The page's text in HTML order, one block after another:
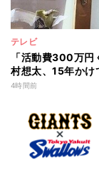
テレビ
「活動費300万
村想太、15年かけ
肩上がり続けられ
4時間前